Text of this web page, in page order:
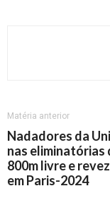
Matéria anterior
Nadadores da
nas eliminatórias
800m livre e
em Paris-2024